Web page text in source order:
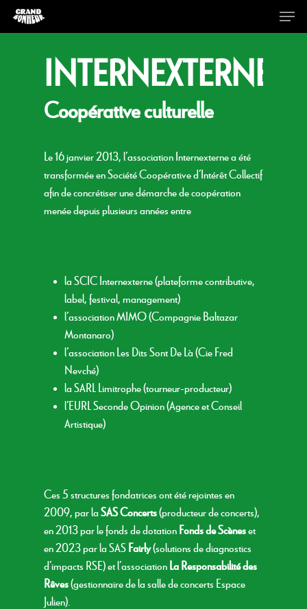
Hit enter to search or ESC to close
INTERNEXTERNE
Coopérative culturelle
Le16 janvier 2013, l’association Internexternea été
transformée en Société Coopérative d’Intérêt Collectif
afin de concrétiser une démarche de coopération
menée depuis plusieurs années entre
la SCIC Internexterne(plateforme contributive,
label, festival, management)
l’associationMIMO(Compagnie Baltazar
Montanaro)
l’association Les Dits Sont De Là (Cie Fred
Nevché)
la SARL Limitrophe(tourneur-producteur)
l’EURLSeconde Opinion(Agence et Conseil
Artistique)
Ces 5 structures fondatrices ont été rejointes en
2009, par la SAS Concerts(producteur de concerts),
en 2013 par le fonds de dotation Fonds de Scèneset
en 2023 par la SAS Fairly(solutions de diagnostics
d’impacts RSE)et l’association La Responsabilité des
Rêves(gestionnaire de la salle de concerts Espace
Julien).